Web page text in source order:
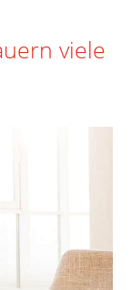
viele